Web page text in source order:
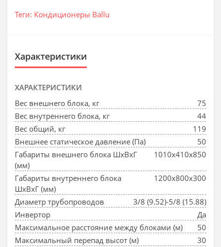
Теги: Кондиционеры Ballu
Характеристики
ХАРАКТЕРИСТИКИ
Вес внешнего блока, кг
75
Вес внутреннего блока, кг
44
Вес общий, кг
119
Внешнее статическое давление (Па)
50
Габариты внешнего блока ШхВхГ
(мм)
1010x410x850
Габариты внутреннего блока
ШхВхГ (мм)
1200x800x300
Диаметр трубопроводов
3/8 (9.52)-5/8 (15.88)
Инвертор
Да
Максимальное расстояние между блоками (м)
50
Максимальный перепад высот (м)
30